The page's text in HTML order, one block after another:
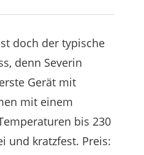
doch der typische
denn Severin
Gerät mit
mit einem
bis 230
und kratzfest. Preis: